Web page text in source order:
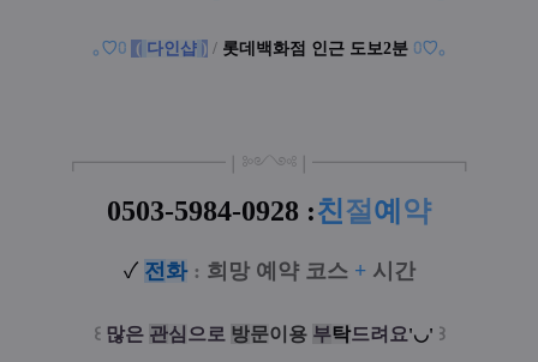
｡ ♡⩇ ( 다인샵 ) / 롯데백화점 인근 도보2분 ⩇♡｡
┏━━━━━━━━ ❘༻༺❘ ━━━━━━━━┓
0503-5984-0928 :친절 예 약
✓ 전화 : 희망 예약 코스 + 시간
꒰ 많은 관심 으로 방문이 용 부탁드려요'◡' ꒱